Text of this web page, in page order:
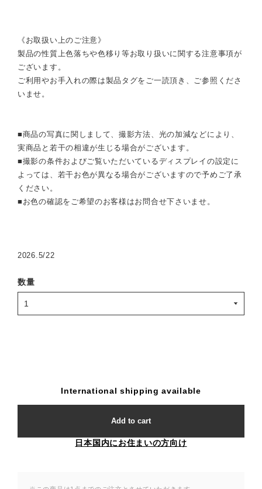
《お取扱い上のご注意》
製品の性質上色落ちや色移り等お取り扱いに関する注意事項が
ございます。
ご利用やお手入れの際は製品タグをご一読頂き、ご参照くださ
いませ。
■商品の写真に関しまして、撮影方法、光の加減などにより、
実商品と若干の相違が生じる場合がございます。
■撮影の条件およびご覧いただいているディスプレイの設定に
よっては、若干お色が異なる場合がございますので予めご了承
ください。
■お色の確認をご希望のお客様はお問合せ下さいませ。
2026.5/22
数量
International shipping available
Add to cart
日本国内にお住まいの方向け